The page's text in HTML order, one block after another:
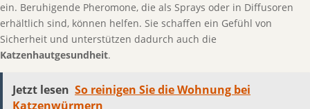
ein. Beruhigende Pheromone, die als Sprays oder in Diffusoren
erhältlich sind, können helfen. Sie schaffen ein Gefühl von
Sicherheit und unterstützen dadurch auch die
Katzenhautgesundheit.
Jetzt lesen So reinigen Sie die Wohnung bei
Katzenwürmern